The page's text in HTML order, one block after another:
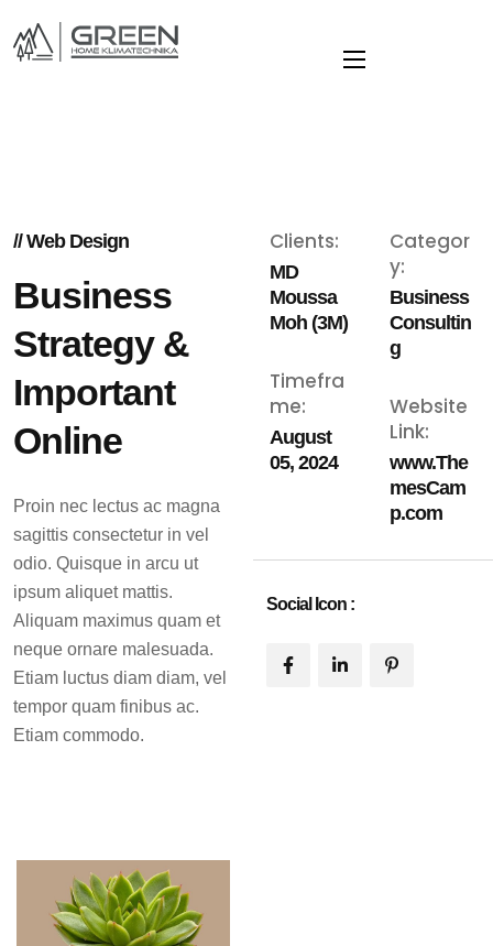
// Web Design
Business
Strategy &
Important
Online
Proin nec lectus ac magna
sagittis consectetur in vel
odio. Quisque in arcu ut
ipsum aliquet mattis.
Aliquam maximus quam et
neque ornare malesuada.
Etiam luctus diam diam, vel
tempor quam finibus ac.
Etiam commodo.
Clients:
MD
Moussa
Moh (3M)
Timefra
me:
August
05, 2024
Categor
y:
Business
Consultin
g
Website
Link:
www.The
mesCam
p.com
Social Icon :